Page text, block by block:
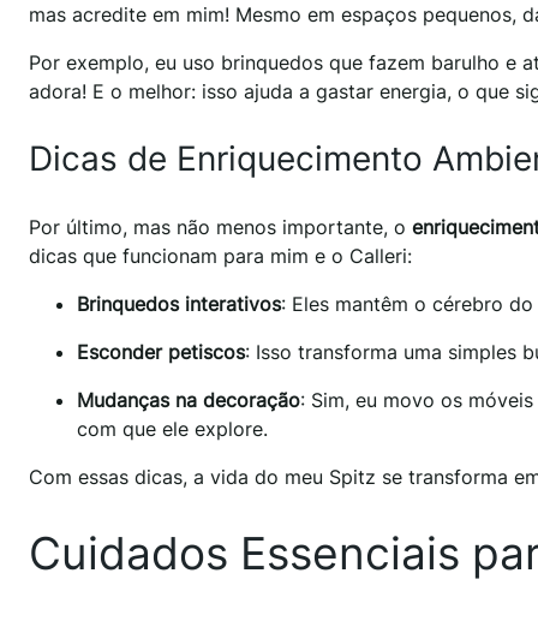
mas acredite em mim! Mesmo em espaços
Por exemplo, eu uso brinquedos que fazem barulho e
adora! E o melhor: isso ajuda a gastar energia, o que
Dicas de Enriquecimento
Por último, mas não menos importante, o
dicas que funcionam para mim e o Calleri:
Brinquedos interativos: Eles mantêm o cérebro
Esconder petiscos: Isso transforma uma simples
Mudanças na decoração: Sim, eu movo os
com que ele explore.
Com essas dicas, a vida do meu Spitz se transforma
Cuidados Essenciais